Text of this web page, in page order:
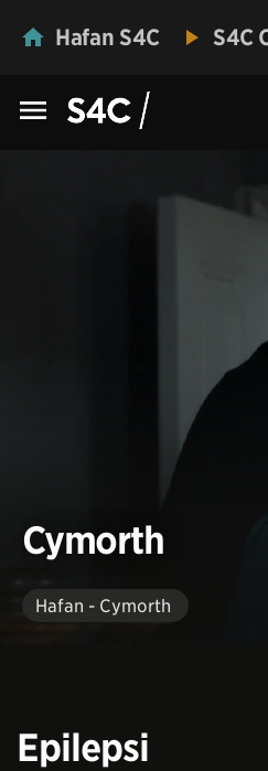
Hafan S4C S4C
Cymorth
Hafan - Cymorth
Epilepsi